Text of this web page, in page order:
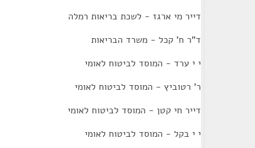
דייר מי ארגז - לשכת בריאות רמלה
ד"ר ח' קכל - משרד הבריאות
י י ערד - המוסד לביטוח לאומי
ר' רטוביץ - המוסד לביטוח לאומי
דייר חי קטן - המוסד לביטוח לאומי
י י בקל - המוסד לביטוח לאומי